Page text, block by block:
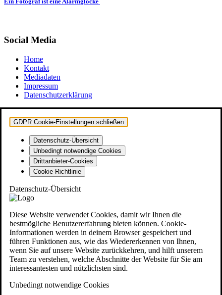
Social Media
Home
Kontakt
Mediadaten
Impressum
Datenschutzerklärung
GDPR Cookie-Einstellungen schließen
Datenschutz-Übersicht
Unbedingt notwendige Cookies
Drittanbieter-Cookies
Cookie-Richtlinie
Datenschutz-Übersicht
Diese Website verwendet Cookies, damit wir Ihnen die
bestmögliche Benutzererfahrung bieten können. Cookie-
Informationen werden in deinem Browser gespeichert und
führen Funktionen aus, wie das Wiedererkennen von Ihnen,
wenn Sie auf unsere Website zurückkehren, und hilft unserem
Team zu verstehen, welche Abschnitte der Website für Sie am
interessantesten und nützlichsten sind.
Unbedingt notwendige Cookies